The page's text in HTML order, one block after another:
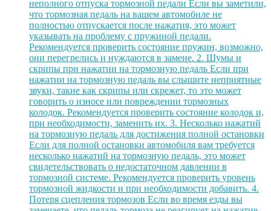
неполного отпуска тормозной педали Если вы заметили,
что тормозная педаль на вашем автомобиле не
полностью отпускается после нажатия, это может
указывать на проблему с пружиной педали.
Рекомендуется проверить состояние пружин, возможно,
они перегрелись и нуждаются в замене. 2. Шумы и
скрипы при нажатии на тормозную педаль Если при
нажатии на тормозную педаль вы слышите неприятные
звуки, такие как скрипы или скрежет, то это может
говорить о износе или повреждении тормозных
колодок. Рекомендуется проверить состояние колодок и,
при необходимости, заменить их. 3. Несколько нажатий
на тормозную педаль для достижения полной остановки
Если для полной остановки автомобиля вам требуется
несколько нажатий на тормозную педаль, это может
свидетельствовать о недостаточном давлении в
тормозной системе. Рекомендуется проверить уровень
тормозной жидкости и при необходимости добавить. 4.
Потеря сцепления тормозов Если во время езды вы